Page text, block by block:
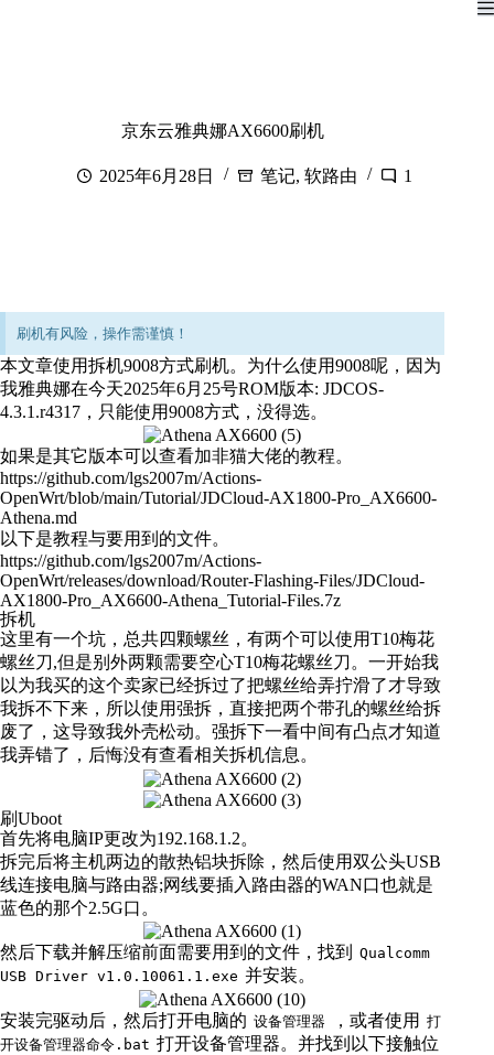
京东云雅典娜AX6600刷机
2025年6月28日 笔记, 软路由 1
刷机有风险，操作需谨慎！
本文章使用拆机9008方式刷机。为什么使用9008呢，因为
我雅典娜在今天2025年6月25号ROM版本: JDCOS-
4.3.1.r4317，只能使用9008方式，没得选。
如果是其它版本可以查看加非猫大佬的教程。
https://github.com/lgs2007m/Actions-
OpenWrt/blob/main/Tutorial/JDCloud-AX1800-Pro_AX6600-
Athena.md
以下是教程与要用到的文件。
https://github.com/lgs2007m/Actions-
OpenWrt/releases/download/Router-Flashing-Files/JDCloud-
AX1800-Pro_AX6600-Athena_Tutorial-Files.7z
拆机
这里有一个坑，总共四颗螺丝，有两个可以使用T10梅花
螺丝刀,但是别外两颗需要空心T10梅花螺丝刀。一开始我
以为我买的这个卖家已经拆过了把螺丝给弄拧滑了才导致
我拆不下来，所以使用强拆，直接把两个带孔的螺丝给拆
废了，这导致我外壳松动。强拆下一看中间有凸点才知道
我弄错了，后悔没有查看相关拆机信息。
刷Uboot
首先将电脑IP更改为192.168.1.2。
拆完后将主机两边的散热铝块拆除，然后使用双公头USB
线连接电脑与路由器;网线要插入路由器的WAN口也就是
蓝色的那个2.5G口。
然后下载并解压缩前面需要用到的文件，找到
Qualcomm
USB Driver v1.0.10061.1.exe 并安装。
安装完驱动后，然后打开电脑的 设备管理器 ，或者使用 打
开设备管理器命令.bat 打开设备管理器。并找到以下接触位